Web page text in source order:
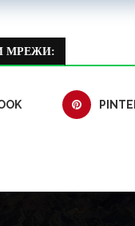
МРЕЖИ: